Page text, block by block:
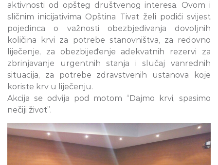
aktivnosti od opšteg društvenog interesa. Ovom i
sličnim inicijativima Opština Tivat želi podići svijest
pojedinca o važnosti obezbjeđivanja dovoljnih
količina krvi za potrebe stanovništva, za redovno
liječenje, za obezbijeđenje adekvatnih rezervi za
zbrinjavanje urgentnih stanja i slučaj vanrednih
situacija, za potrebe zdravstvenih ustanova koje
koriste krv u liječenju.
Akcija se odvija pod motom “Dajmo krvi, spasimo
nečiji život”.